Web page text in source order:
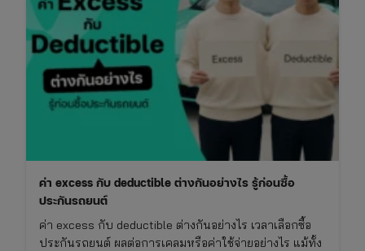
รถ
รู้
ก่อน
ซื้อ
ประกัน
ค่า excess กับ deductible ต่างกันอย่างไร รู้ก่อนซื้อ
ประกันรถยนต์
ค่า excess กับ deductible ต่างกันอย่างไร เวลาเลือกซื้อ
ประกันรถยนต์ ผลต่อการเคลมหรือค่าใช้จ่ายอย่างไร แม้ทั้ง